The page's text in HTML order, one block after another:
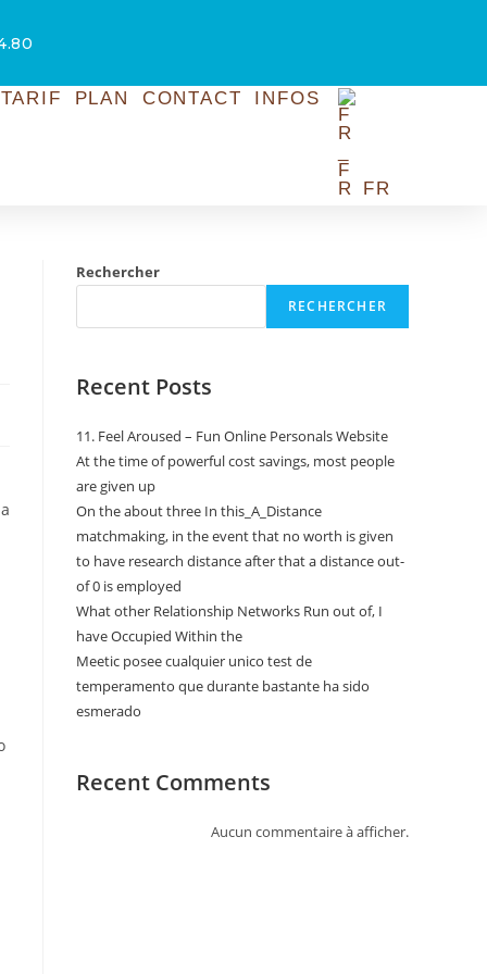
PLAN CONTACT INFOS
FR
Rechercher
RECHERCHER
Recent Posts
11. Feel Aroused – Fun Online Personals Website
At the time of powerful cost savings, most people
are given up
On the about three In this_A_Distance
matchmaking, in the event that no worth is given
to have research distance after that a distance out-
of 0 is employed
What other Relationship Networks Run out of, I
have Occupied Within the
Meetic posee cualquier unico test de
temperamento que durante bastante ha sido
esmerado
Recent Comments
Aucun commentaire à afficher.